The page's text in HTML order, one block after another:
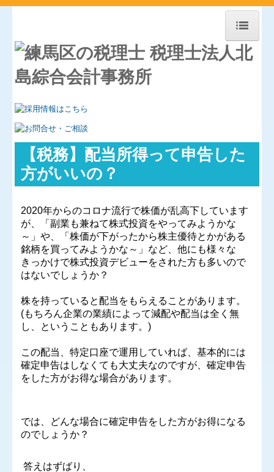
ホーム
事務所紹介
スタッフ＆顧問紹介
アクセス
【SDGs】北島会計Gの取組み
経営革新等支援機関とは
経営力向上計画
関連リンク
業務案内
『名参謀Tel&Mailプラン』
月次顧問料0円プラン
経営者お役立ち情報
セミナー案内
【税務】配当所得って申告した
方がいいの？
2020年からのコロナ流行で株価が乱高下しています
が、「副業も兼ねて株式投資をやってみようかな
～」や、「株価が下がったから株主優待とかがある
銘柄を買ってみようかな～」など、他にも様々な
きっかけで株式投資デビューをされた方も多いので
はないでしょうか？
株を持っていると配当をもらえることがあります。
(もちろん企業の業績によって減配や配当は全く無
し、ということもあります。)
この配当、特定口座で運用していれば、基本的には
確定申告はしなくても大丈夫なのですが、確定申告
をした方がお得な場合があります。
では、どんな場合に確定申告をした方がお得になる
のでしょうか？
答えはずばり、